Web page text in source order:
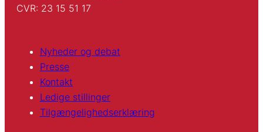
CVR: 23 15 51 17
Nyheder og debat
Presse
Kontakt
Ledige stillinger
Tilgængelighedserklæring